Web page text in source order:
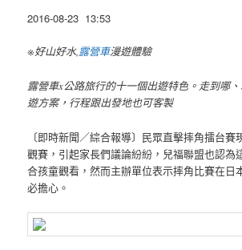
2016-08-23 13:53
※好山好水,露營車漫遊體驗
露營車x公路旅行的十一個出遊特色。走到哪
遊方案，行程跟出發地也可客製
〔即時新聞／綜合報導〕民眾直擊摔角擂台
觀賽，引起家長們議論紛紛，兒福聯盟也認為
合孩童觀看，然而主辦單位表示摔角比賽在日
必擔心。